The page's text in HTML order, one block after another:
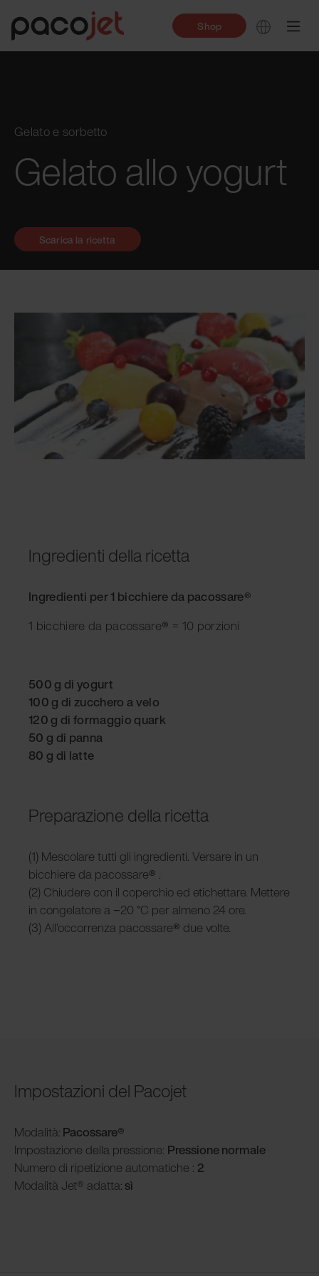
Shop
Gelato e sorbetto
Gelato allo yogurt
Ingredienti della ricetta
Ingredienti per 1 bicchiere da pacossare®
1 bicchiere da pacossare® = 10 porzioni
500 g di yogurt
100 g di zucchero a velo
120 g di formaggio quark
50 g di panna
80 g di latte
Preparazione della ricetta
(1) Mescolare tutti gli ingredienti. Versare in un
bicchiere da pacossare® .
(2) Chiudere con il coperchio ed etichettare. Mettere
in congelatore a −20 °C per almeno 24 ore.
(3) All’occorrenza pacossare® due volte.
Impostazioni del Pacojet
Modalità: Pacossare®
Impostazione della pressione: Pressione normale
Numero di ripetizione automatiche : 2
Modalità Jet® adatta:sì
Scarica la ricetta